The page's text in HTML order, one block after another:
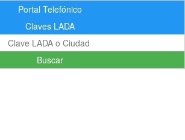
Portal Telefónico
Claves LADA
Buscar